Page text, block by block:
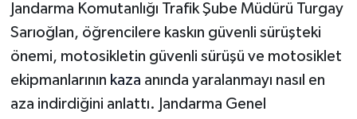
Jandarma Komutanlığı Trafik Şube Müdürü Turgay
Sarıoğlan, öğrencilere kaskın güvenli sürüşteki
önemi, motosikletin güvenli sürüşü ve motosiklet
ekipmanlarının kaza anında yaralanmayı nasıl en
aza indirdiğini anlattı. Jandarma Genel